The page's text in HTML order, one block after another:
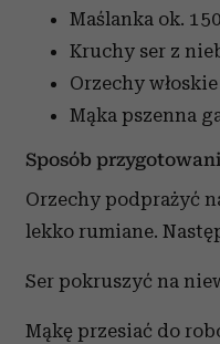
Maślanka ok.
Kruchy ser z
Orzechy włoskie
Mąka pszenna
Sposób
Orzechy podprażyć
lekko rumiane.
Ser pokruszyć na
Mąkę przesiać do